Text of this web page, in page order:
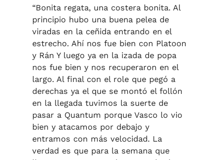
“Bonita regata, una costera bonita. Al
principio hubo una buena pelea de
viradas en la ceñida entrando en el
estrecho. Ahí nos fue bien con Platoon
y Rán Y luego ya en la izada de popa
nos fue bien y nos recuperaron en el
largo. Al final con el role que pegó a
derechas ya el que se montó el follón
en la llegada tuvimos la suerte de
pasar a Quantum porque Vasco lo vio
bien y atacamos por debajo y
entramos con más velocidad. La
verdad es que para la semana que